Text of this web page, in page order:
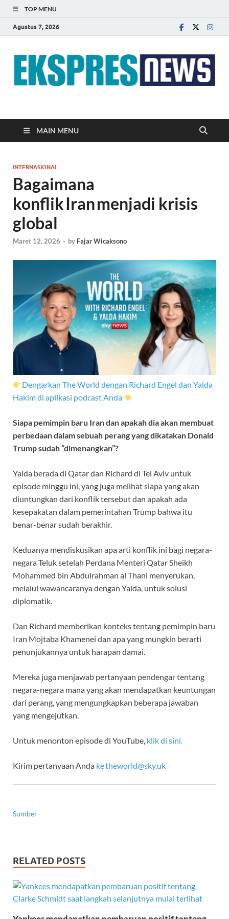
TOP MENU
Agustus 7, 2026
EKSPRES NEWS
MAIN MENU
INTERNASIONAL
Bagaimana
konflik Iran menjadi krisis
global
Maret 12, 2026 - by Fajar Wicaksono
Dengarkan The World dengan Richard Engel dan Yalda
Hakim di aplikasi podcast Anda
Siapa pemimpin baru Iran dan apakah dia akan membuat
perbedaan dalam sebuah perang yang dikatakan Donald
Trump sudah “dimenangkan”?
Yalda berada di Qatar dan Richard di Tel Aviv untuk
episode minggu ini, yang juga melihat siapa yang akan
diuntungkan dari konflik tersebut dan apakah ada
kesepakatan dalam pemerintahan Trump bahwa itu
benar-benar sudah berakhir.
Keduanya mendiskusikan apa arti konflik ini bagi negara-
negara Teluk setelah Perdana Menteri Qatar Sheikh
Mohammed bin Abdulrahman al Thani menyerukan,
melalui wawancaranya dengan Yalda, untuk solusi
diplomatik.
Dan Richard memberikan konteks tentang pemimpin baru
Iran Mojtaba Khamenei dan apa yang mungkin berarti
penunjukannya untuk harapan damai.
Mereka juga menjawab pertanyaan pendengar tentang
negara-negara mana yang akan mendapatkan keuntungan
dari perang, yang mengungkapkan beberapa jawaban
yang mengejutkan.
Untuk menonton episode di YouTube, klik di sini.
Kirim pertanyaan Anda ketheworld@sky.uk
Sumber
RELATED POSTS